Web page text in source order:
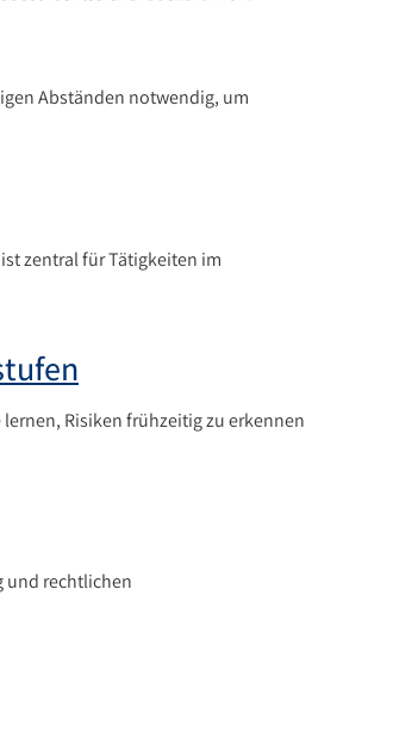
Abständen notwendig, um
zentral für Tätigkeiten im
Risiken frühzeitig zu erkennen
und rechtlichen